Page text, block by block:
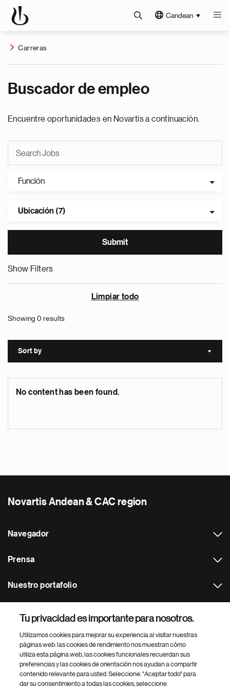
Candean
Carreras
Buscador de empleo
Encuentre oportunidades en Novartis a continuación.
Función
Ubicación (7)
Show Filters
Limpiar todo
Showing 0 results
Sort by Sort
No content has been found.
Novartis Andean & CAC region
Navegador
Prensa
Nuestro portafolio
Footer Site Search
Tu privacidad es importante para nosotros.
Utilizamos cookies para mejorar su experiencia al visitar nuestras
páginas web: las cookies de rendimiento nos muestran cómo
utiliza esta página web, las cookies funcionales recuerdan sus
preferencias y las cookies de orientación nos ayudan a compartir
contenido relevante para usted. Seleccione: "Aceptar todo" para
dar su consentimiento a todas las cookies, seleccione